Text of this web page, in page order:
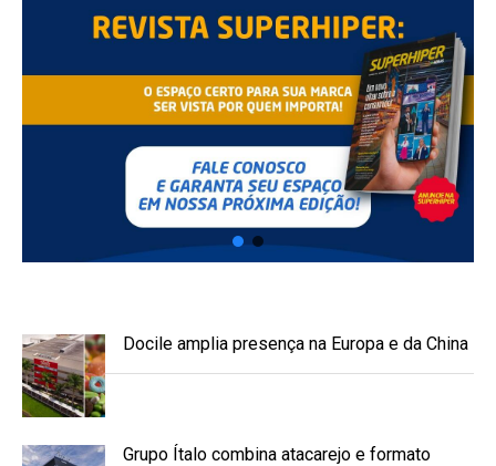
Docile amplia presença na Europa e da China
Grupo Ítalo combina atacarejo e formato